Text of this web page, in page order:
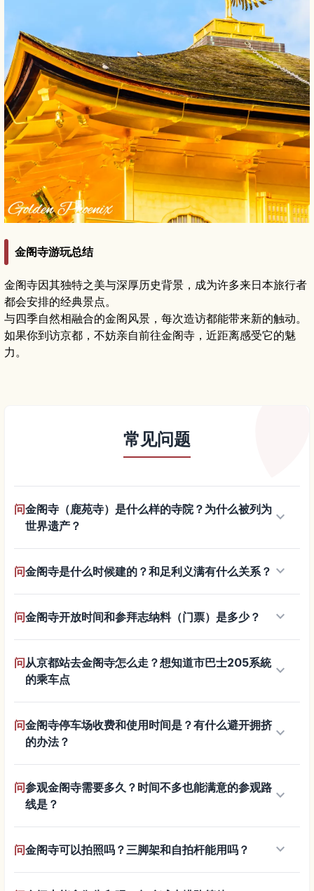
金阁寺游玩总结
金阁寺因其独特之美与深厚历史背景，成为许多来日本旅行者
都会安排的经典景点。
与四季自然相融合的金阁风景，每次造访都能带来新的触动。
如果你到访京都，不妨亲自前往金阁寺，近距离感受它的魅
力。
常见问题
问金阁寺（鹿苑寺）是什么样的寺院？为什么被列为
世界遗产？
keyboard_arrow_down
问金阁寺是什么时候建的？和足利义满有什么关系？ keyboard_arrow_down
问金阁寺开放时间和参拜志纳料（门票）是多少？ keyboard_arrow_down
问从京都站去金阁寺怎么走？想知道市巴士205系統
的乘车点
keyboard_arrow_down
问金阁寺停车场收费和使用时间是？有什么避开拥挤
的办法？
keyboard_arrow_down
问参观金阁寺需要多久？时间不多也能满意的参观路
线是？
keyboard_arrow_down
问金阁寺可以拍照吗？三脚架和自拍杆能用吗？ keyboard_arrow_down